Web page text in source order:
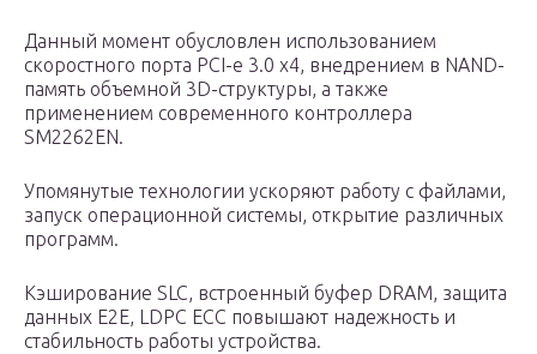
Данный момент обусловлен использованием
скоростного порта PCI-e 3.0 x4, внедрением в NAND-
память объемной 3D-структуры, а также
применением современного контроллера
SM2262EN.
Упомянутые технологии ускоряют работу с файлами,
запуск операционной системы, открытие различных
программ.
Кэширование SLC, встроенный буфер DRAM, защита
данных E2E, LDPC ECC повышают надежность и
стабильность работы устройства.